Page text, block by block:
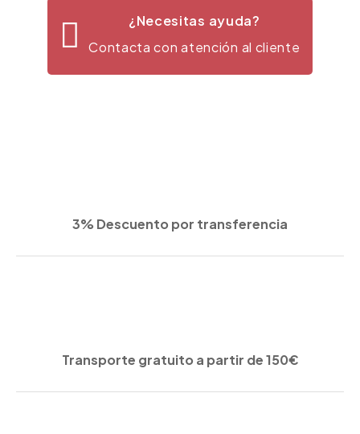
¿Necesitas ayuda?
Contacta con atención al cliente
3% Descuento por transferencia
Transporte gratuito a partir de 150€